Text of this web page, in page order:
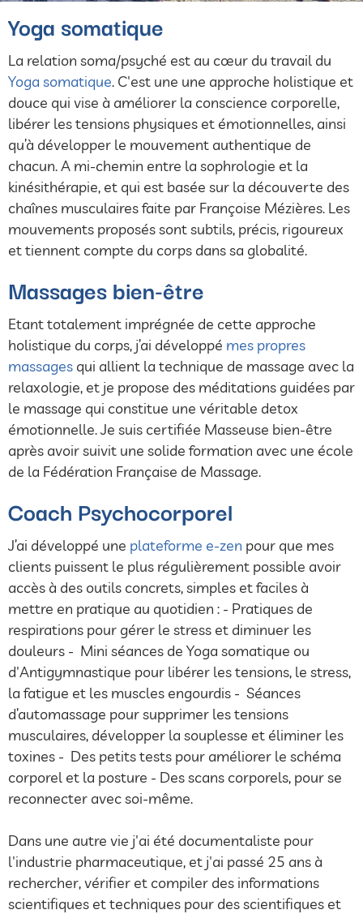
Yoga somatique
La relation soma/psyché est au cœur du travail du
Yoga somatique. C'est une une approche holistique et
douce qui vise à améliorer la conscience corporelle,
libérer les tensions physiques et émotionnelles, ainsi
qu’à développer le mouvement authentique de
chacun. A mi-chemin entre la sophrologie et la
kinésithérapie, et qui est basée sur la découverte des
chaînes musculaires faite par Françoise Mézières. Les
mouvements proposés sont subtils, précis, rigoureux
et tiennent compte du corps dans sa globalité.
Massages bien-être
Etant totalement imprégnée de cette approche
holistique du corps, j’ai développé mes propres
massages qui allient la technique de massage avec la
relaxologie, et je propose des méditations guidées par
le massage qui constitue une véritable detox
émotionnelle. Je suis certifiée Masseuse bien-être
après avoir suivit une solide formation avec une école
de la Fédération Française de Massage.
Coach Psychocorporel
J’ai développé une plateforme e-zen pour que mes
clients puissent le plus régulièrement possible avoir
accès à des outils concrets, simples et faciles à
mettre en pratique au quotidien : - Pratiques de
respirations pour gérer le stress et diminuer les
douleurs - Mini séances de Yoga somatique ou
d'Antigymnastique pour libérer les tensions, le stress,
la fatigue et les muscles engourdis - Séances
d’automassage pour supprimer les tensions
musculaires, développer la souplesse et éliminer les
toxines - Des petits tests pour améliorer le schéma
corporel et la posture - Des scans corporels, pour se
reconnecter avec soi-même.
Dans une autre vie j'ai été documentaliste pour
l'industrie pharmaceutique, et j'ai passé 25 ans à
rechercher, vérifier et compiler des informations
scientifiques et techniques pour des scientifiques et